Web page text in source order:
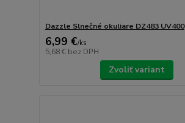
Dazzle Slnečné okuliare DZ483 UV400
6,99 €/ks
5,68 € bez DPH
Zvoliť variant